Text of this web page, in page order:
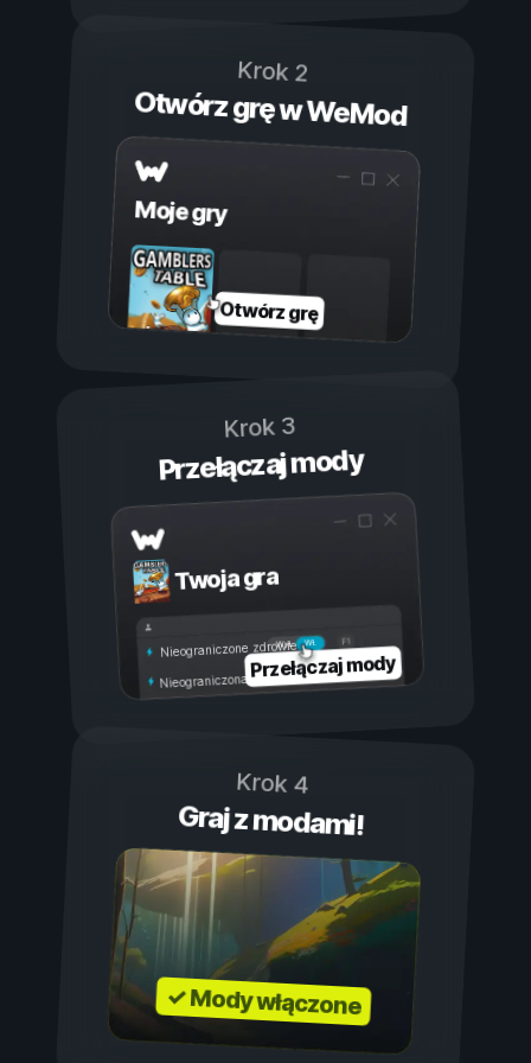
Krok 2
Otwórz grę w WeMod
Moje gry
Otwórz grę
Krok 3
Przełączaj mody
Twoja gra
Wł.
Wył.
Nieograniczone zdrowie
Nieograniczona wytrzymałość
Przełączaj mody
Krok 4
Graj z modami!
✓ Mody włączone